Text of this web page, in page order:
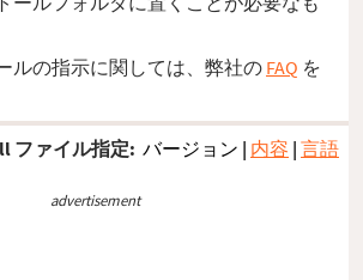
ルの指示に関しては、弊社の FAQ を
ファイル指定: バージョン | 内容 | 言語
advertisement